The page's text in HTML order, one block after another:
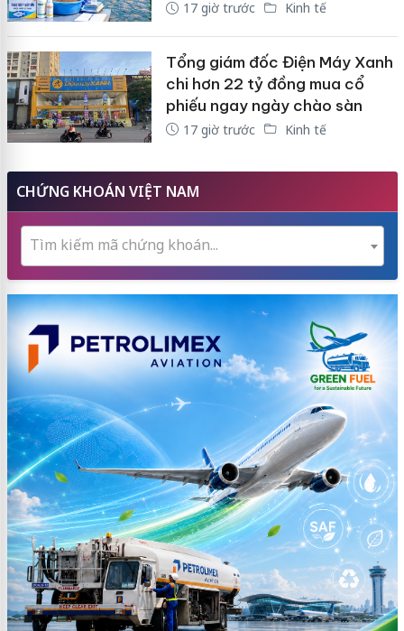
17 giờ trước Kinh tế
Tổng giám đốc Điện Máy Xanh
chi hơn 22 tỷ đồng mua cổ
phiếu ngay ngày chào sàn
17 giờ trước Kinh tế
CHỨNG KHOÁN VIỆT NAM
Tìm kiếm mã chứng khoán...